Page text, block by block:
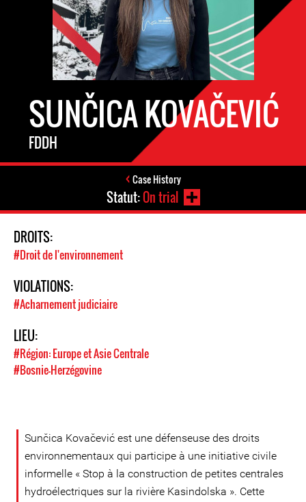
SUNČICA KOVAČEVIĆ
FDDH
Case History
Statut:On trial
DROITS:
#Droit de l'environnement
VIOLATIONS:
#Acharnement judiciaire
LIEU:
#Région: Europe et Asie Centrale
#Bosnie-Herzégovine
Sunčica Kovačević est une défenseuse des droits
environnementaux qui participe à une initiative civile
informelle « Stop à la construction de petites centrales
hydroélectriques sur la rivière Kasindolska ». Cette